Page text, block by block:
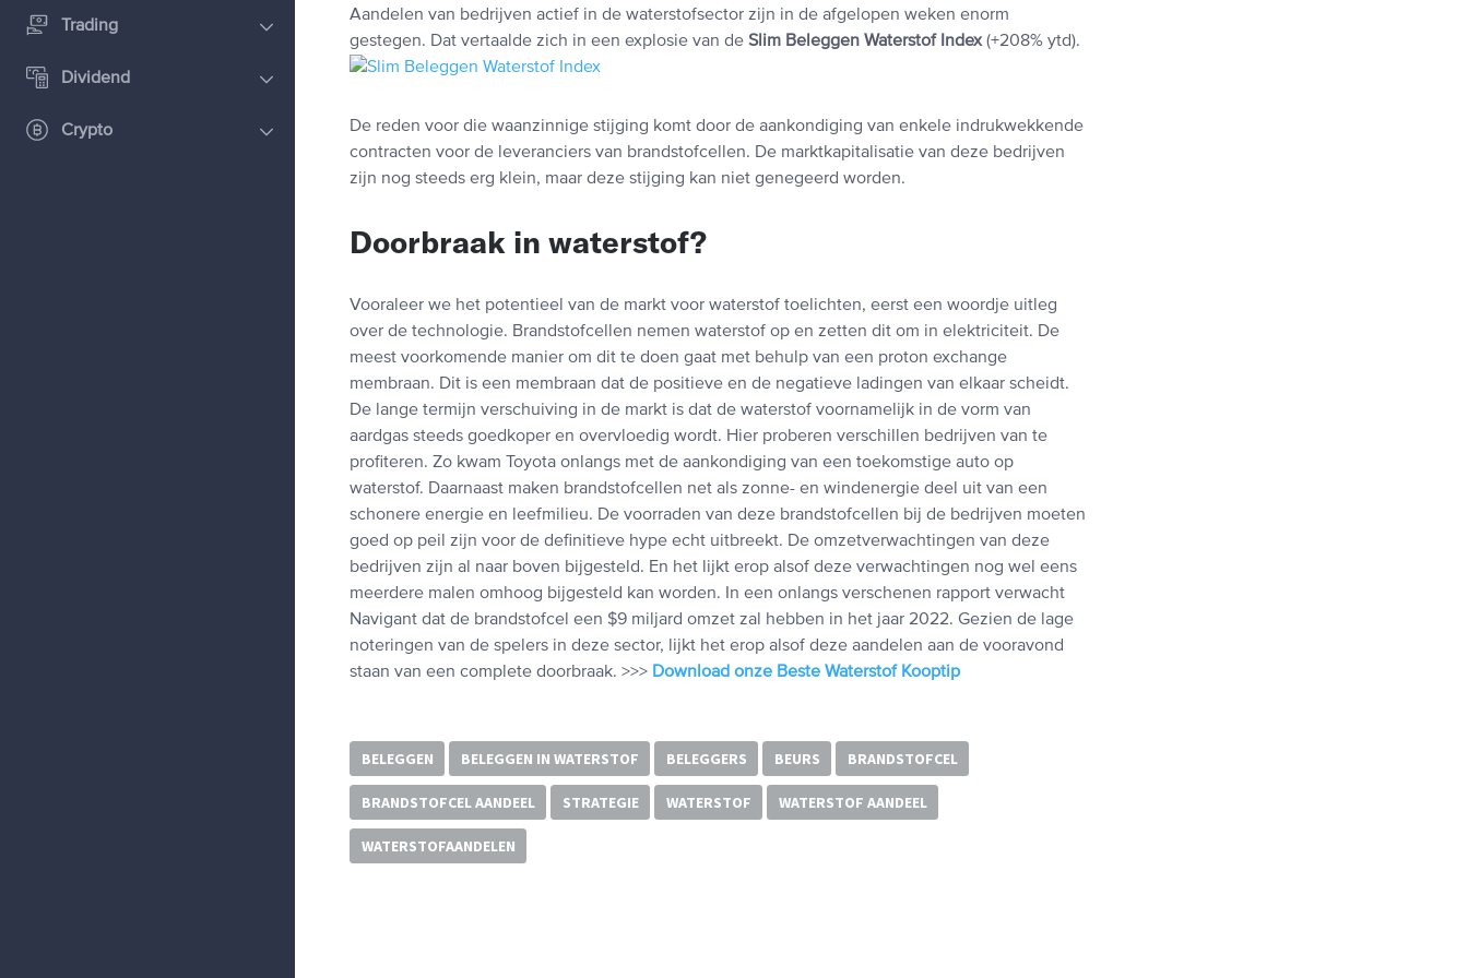
Trading
Dividend
Crypto
Aandelen van bedrijven actief in de waterstofsector zijn in de afgelopen weken enorm
gestegen. Dat vertaalde zich in een explosie van de Slim Beleggen Waterstof Index(+208% ytd).
De reden voor die waanzinnige stijging komt door de aankondiging van enkele indrukwekkende
contracten voor de leveranciers van brandstofcellen. De marktkapitalisatie van deze bedrijven
zijn nog steeds erg klein, maar deze stijging kan niet genegeerd worden.
Doorbraak in waterstof?
Vooraleer we het potentieel van de markt voor waterstof toelichten, eerst een woordje uitleg
over de technologie. Brandstofcellen nemen waterstof op en zetten dit om in elektriciteit. De
meest voorkomende manier om dit te doen gaat met behulp van een proton exchange
membraan. Dit is een membraan dat de positieve en de negatieve ladingen van elkaar scheidt.
De lange termijn verschuiving in de markt is dat de waterstof voornamelijk in de vorm van
aardgas steeds goedkoper en overvloedig wordt. Hier proberen verschillen bedrijven van te
profiteren. Zo kwam Toyota onlangs met de aankondiging van een toekomstige auto op
waterstof. Daarnaast maken brandstofcellen net als zonne- en windenergie deel uit van een
schonere energie en leefmilieu. De voorraden van deze brandstofcellen bij de bedrijven moeten
goed op peil zijn voor de definitieve hype echt uitbreekt. De omzetverwachtingen van deze
bedrijven zijn al naar boven bijgesteld. En het lijkt erop alsof deze verwachtingen nog wel eens
meerdere malen omhoog bijgesteld kan worden. In een onlangs verschenen rapport verwacht
Navigant dat de brandstofcel een $9 miljard omzet zal hebben in het jaar 2022. Gezien de lage
noteringen van de spelers in deze sector, lijkt het erop alsof deze aandelen aan de vooravond
staan van een complete doorbraak. >>> Download onze Beste Waterstof Kooptip
BELEGGEN BELEGGEN IN WATERSTOF BELEGGERS BEURS BRANDSTOFCEL
BRANDSTOFCEL AANDEEL STRATEGIE WATERSTOF WATERSTOF AANDEEL
WATERSTOFAANDELEN